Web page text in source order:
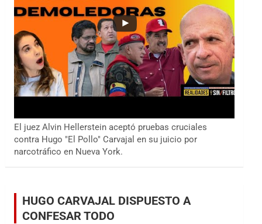
El juez Alvin Hellerstein aceptó pruebas cruciales
contra Hugo "El Pollo" Carvajal en su juicio por
narcotráfico en Nueva York.
HUGO CARVAJAL DISPUESTO A
CONFESAR TODO